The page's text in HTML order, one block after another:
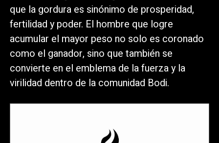
que la gordura es sinónimo de prosperidad,
fertilidad y poder. El hombre que logre
acumular el mayor peso no solo es coronado
como el ganador, sino que también se
convierte en el emblema de la fuerza y la
virilidad dentro de la comunidad Bodi.